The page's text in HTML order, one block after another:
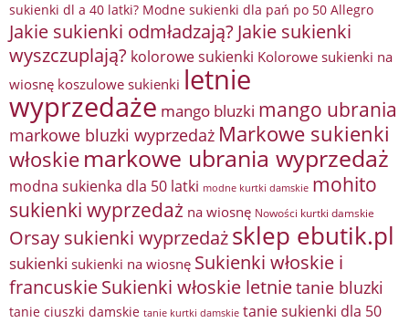
sukienki dl a 40 latki? Modne sukienki dla pań po 50 Allegro
Jakie sukienki odmładzają? Jakie sukienki
wyszczuplają? kolorowe sukienki Kolorowe sukienki na
wiosnę koszulowe sukienki letnie
wyprzedaże mango bluzki mango ubrania
markowe bluzki wyprzedaż Markowe sukienki
włoskie markowe ubrania wyprzedaż
modna sukienka dla 50 latki modne kurtki damskie mohito
sukienki wyprzedaż na wiosnę Nowości kurtki damskie
Orsay sukienki wyprzedażsklep ebutik.pl
sukienki sukienki na wiosnę Sukienki włoskie i
francuskieSukienki włoskie letnietanie bluzki
tanie ciuszki damskie tanie kurtki damskie tanie sukienki dla 50